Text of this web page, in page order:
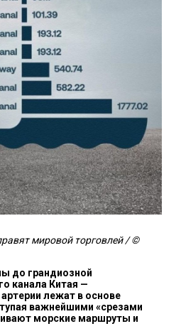
мировой торговлей / ©
до грандиозной
канала Китая —
лежат в основе
важнейшими «срезами
морские маршруты и